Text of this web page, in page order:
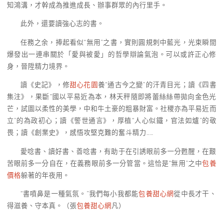
知鴻溝，才幹成為推進成長、辦事群眾的內行里手。
此外，還要讀強心志的書。
任務之余，捧起看似“無用”之書，實則圓規刺中藍光，光束瞬間
爆發出一連串關於「愛與被愛」的哲學辯論氣泡。可以或許正心修
身，晉陞精力境界。
讀《史記》，修甜心花園養“通古今之變”的汗青目光；讀《四書
集注》，果斷“國以平易近為本，林天秤隨即將蕾絲絲帶拋向金色光
芒，試圖以柔性的美學，中和牛土豪的粗暴財富。社稷亦為平易近而
立”的為政初心；讀《警世通言》，厚植“人心似鐵，官法如爐”的敬
畏；讀《創業史》，感悟攻堅克難的奮斗精力……
愛唸書、讀好書、善唸書，有助于在引誘眼前多一分甦醒，在艱
苦眼前多一分自在，在義務眼前多一分管當。這恰是“無用”之中包養
價格躲著的年夜用。
“書噴鼻是一種氣氛。”我們每小我都能包養甜心網從中長才干、
得滋養、守本真。（張包養甜心網 凡）